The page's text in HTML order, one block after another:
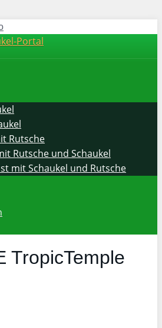
Portal
Rutsche
Rutsche und Schaukel
mit Schaukel und Rutsche
TropicTemple